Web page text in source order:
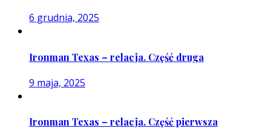
6 grudnia, 2025
Ironman Texas – relacja. Część druga
9 maja, 2025
Ironman Texas – relacja. Część pierwsza